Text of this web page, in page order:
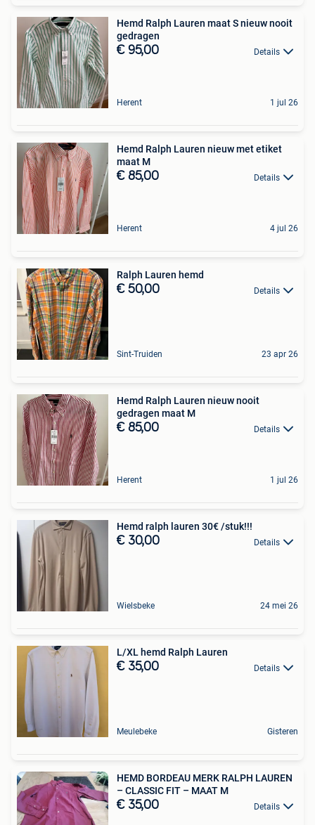
Hemd Ralph Lauren maat S nieuw nooit
gedragen
€ 95,00 Details
Herent 1 jul 26
Hemd Ralph Lauren nieuw met etiket
maat M
€ 85,00 Details
Herent 4 jul 26
Ralph Lauren hemd
€ 50,00 Details
Sint-Truiden 23 apr 26
Hemd Ralph Lauren nieuw nooit
gedragen maat M
€ 85,00 Details
Herent 1 jul 26
Hemd ralph lauren 30€ /stuk!!!
€ 30,00 Details
Wielsbeke 24 mei 26
L/XL hemd Ralph Lauren
€ 35,00 Details
Meulebeke Gisteren
HEMD BORDEAU MERK RALPH LAUREN
– CLASSIC FIT – MAAT M
€ 35,00 Details